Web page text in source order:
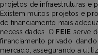
projetos de infraestruturas e
Existem muitos projetos e
de financiamento mais
necessidades. O FEIE serve
financiamento privado,
mercado, assegurando a